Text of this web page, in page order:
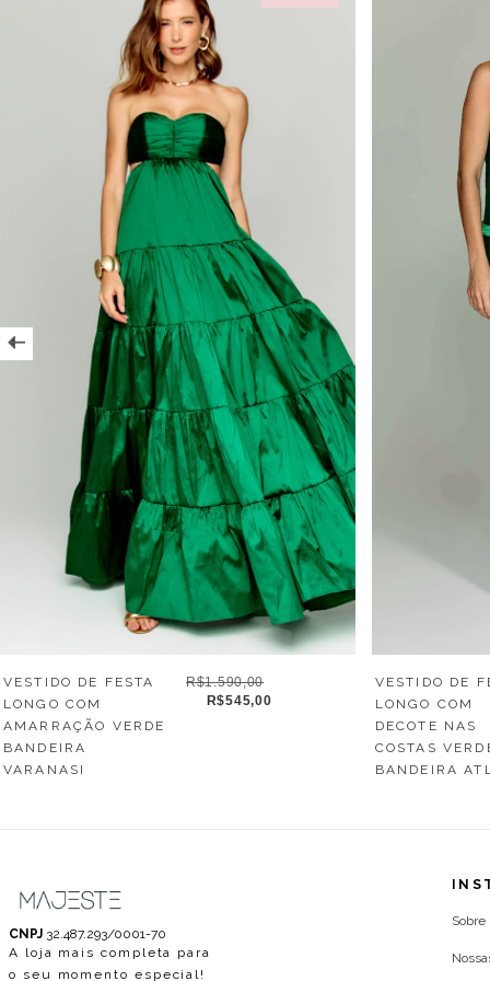
VESTIDO DE FESTA
LONGO COM
AMARRAÇÃO VERDE
BANDEIRA
VARANASI
R$1.590,00
R$545,00
VESTIDO DE
LONGO COM
DECOTE NAS
COSTAS
BANDEIRA
CNPJ 32.487.293/0001-70
A loja mais completa para
o seu momento especial!
Sobre